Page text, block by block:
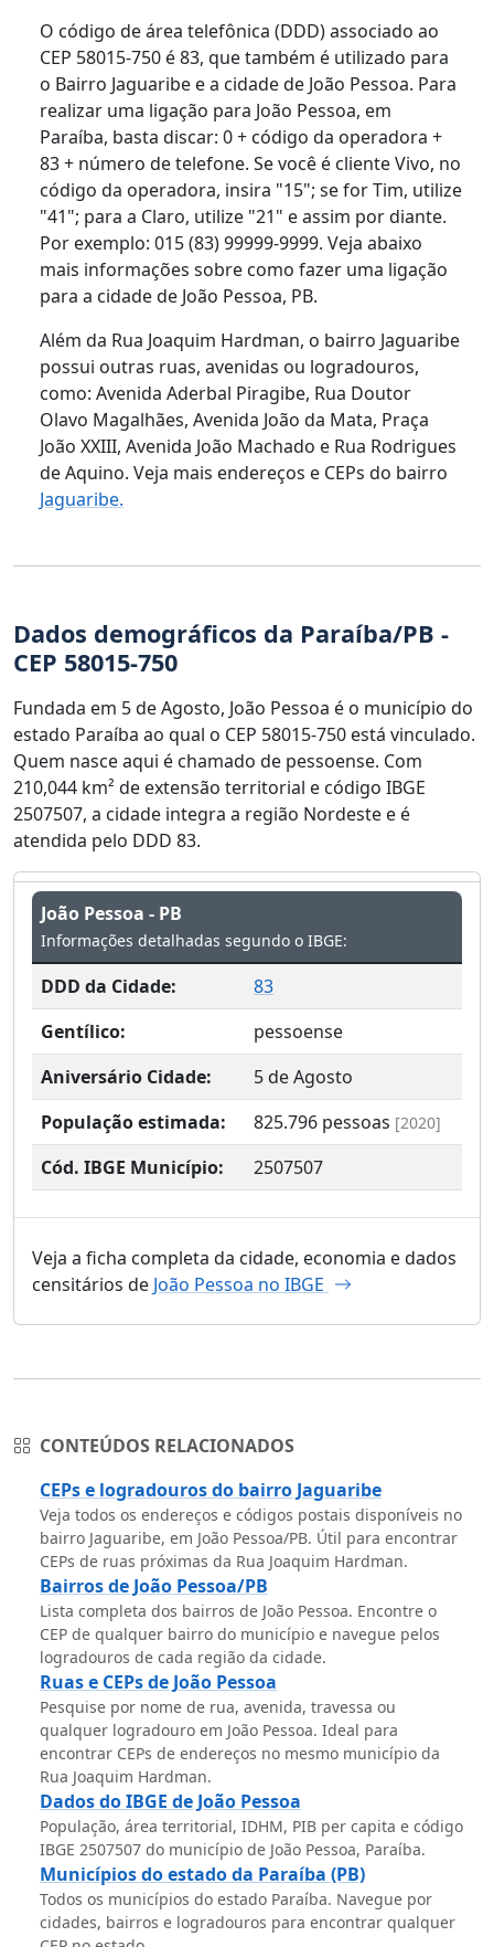
O código de área telefônica (DDD) associado ao
CEP 58015-750 é 83, que também é utilizado para
o Bairro Jaguaribe e a cidade de João Pessoa. Para
realizar uma ligação para João Pessoa, em
Paraíba, basta discar: 0 + código da operadora +
83 + número de telefone. Se você é cliente Vivo, no
código da operadora, insira "15"; se for Tim, utilize
"41"; para a Claro, utilize "21" e assim por diante.
Por exemplo: 015 (83) 99999-9999. Veja abaixo
mais informações sobre como fazer uma ligação
para a cidade de João Pessoa, PB.
Além da Rua Joaquim Hardman, o bairro Jaguaribe
possui outras ruas, avenidas ou logradouros,
como: Avenida Aderbal Piragibe, Rua Doutor
Olavo Magalhães, Avenida João da Mata, Praça
João XXIII, Avenida João Machado e Rua Rodrigues
de Aquino. Veja mais endereços e CEPs do bairro
Jaguaribe.
Dados demográficos da Paraíba/PB -
CEP 58015-750
Fundada em 5 de Agosto, João Pessoa é o município do
estado Paraíba ao qual o CEP 58015-750 está vinculado.
Quem nasce aqui é chamado de pessoense. Com
210,044 km² de extensão territorial e código IBGE
2507507, a cidade integra a região Nordeste e é
atendida pelo DDD 83.
João Pessoa - PB
Informações detalhadas segundo o IBGE:
DDD da Cidade:
83
Gentílico:
pessoense
Aniversário Cidade:
5 de Agosto
População estimada:
825.796 pessoas [2020]
Cód. IBGE Município: 2507507
Veja a ficha completa da cidade, economia e dados
censitários de João Pessoa no IBGE
CONTEÚDOS RELACIONADOS
CEPs e logradouros do bairro Jaguaribe
Veja todos os endereços e códigos postais disponíveis no
bairro Jaguaribe, em João Pessoa/PB. Útil para encontrar
CEPs de ruas próximas da Rua Joaquim Hardman.
Bairros de João Pessoa/PB
Lista completa dos bairros de João Pessoa. Encontre o
CEP de qualquer bairro do município e navegue pelos
logradouros de cada região da cidade.
Ruas e CEPs de João Pessoa
Pesquise por nome de rua, avenida, travessa ou
qualquer logradouro em João Pessoa. Ideal para
encontrar CEPs de endereços no mesmo município da
Rua Joaquim Hardman.
Dados do IBGE de João Pessoa
População, área territorial, IDHM, PIB per capita e código
IBGE 2507507 do município de João Pessoa, Paraíba.
Municípios do estado da Paraíba (PB)
Todos os municípios do estado Paraíba. Navegue por
cidades, bairros e logradouros para encontrar qualquer